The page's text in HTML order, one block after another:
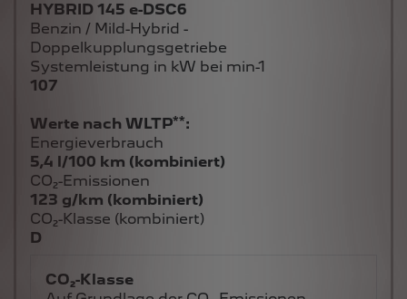
HYBRID 145 e-DSC6
Benzin / Mild-Hybrid -
Doppelkupplungsgetriebe
Systemleistung in kW bei min-1
107
Werte nach WLTP**:
Energieverbrauch
5,4 l/100 km (kombiniert)
CO₂-Emissionen
123 g/km (kombiniert)
CO₂-Klasse (kombiniert)
D
CO₂-Klasse